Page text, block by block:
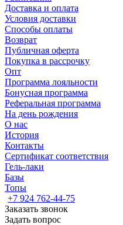
Доставка и оплата
Условия доставки
Способы оплаты
Возврат
Публичная оферта
Покупка в рассрочку
Опт
Программа лояльности
Бонусная программа
Реферальная программа
На день рождения
О нас
История
Контакты
Сертификат соответствия
Гель-лаки
Базы
Топы
+7 924 762-44-75
Заказать звонок
Задать вопрос